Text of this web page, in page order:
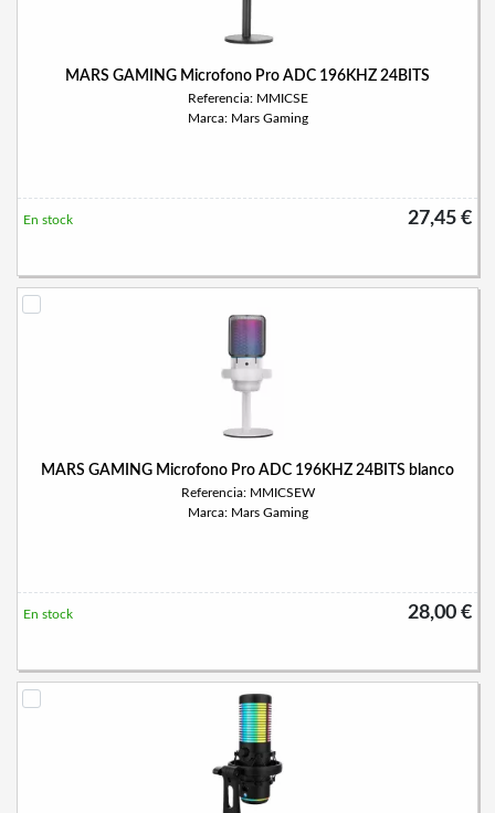
MARS GAMING Microfono Pro ADC 196KHZ 24BITS
Referencia: MMICSE
Marca: Mars Gaming
27,45 €
En stock
MARS GAMING Microfono Pro ADC 196KHZ 24BITS blanco
Referencia: MMICSEW
Marca: Mars Gaming
28,00 €
En stock